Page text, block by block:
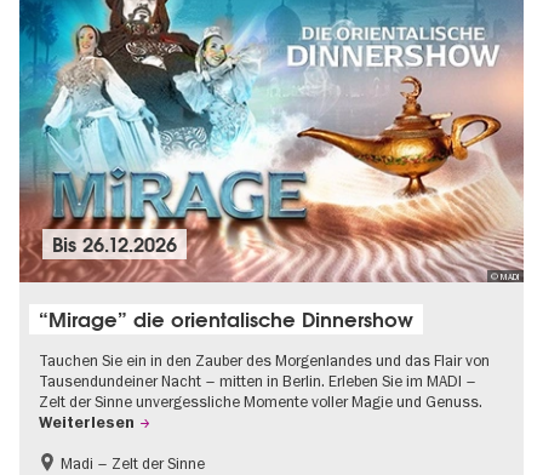
© MADI
Bis26.12.2026
“Mirage” die orientalische Dinnershow
Tauchen Sie ein in den Zauber des Morgenlandes und das Flair von
Tausendundeiner Nacht – mitten in Berlin. Erleben Sie im MADI –
Zelt der Sinne unvergessliche Momente voller Magie und Genuss.
Weiterlesen
FoodMadi – Zelt der Sinne